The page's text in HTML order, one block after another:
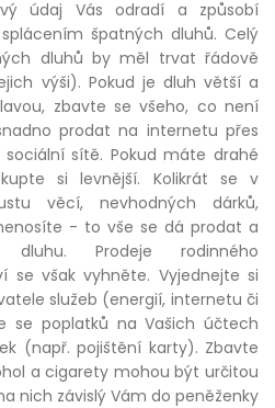
údaj Vás odradí a způsobí
špatných dluhů. Celý
dluhů by měl trvat řádově
výši). Pokud je dluh větší a
zbavte se všeho, co není
prodat na internetu přes
sítě. Pokud máte drahé
si levnější. Kolikrát se v
věcí, nevhodných dárků,
- to vše se dá prodat a
Prodeje rodinného
se však vyhněte. Vyjednejte si
služeb (energií, internetu či
se poplatků na Vašich účtech
(např. pojištění karty). Zbavte
a cigarety mohou být určitou
nich závislý Vám do peněženky